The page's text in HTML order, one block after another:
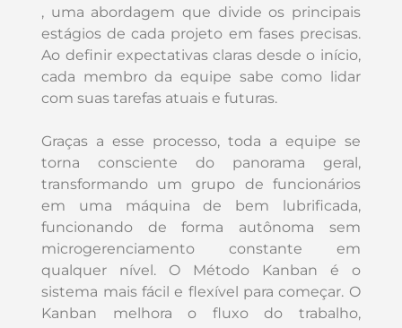
, uma abordagem que divide os principais
estágios de cada projeto em fases precisas.
Ao definir expectativas claras desde o início,
cada membro da equipe sabe como lidar
com suas tarefas atuais e futuras.
Graças a esse processo, toda a equipe se
torna consciente do panorama geral,
transformando um grupo de funcionários
em uma máquina de bem lubrificada,
funcionando de forma autônoma sem
microgerenciamento constante em
qualquer nível. O Método Kanban é o
sistema mais fácil e flexível para começar. O
Kanban melhora o fluxo do trabalho,